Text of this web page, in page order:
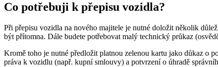
Co potřebuji k přepisu vozidla?
Při přepisu vozidla na nového majitele je nutné doložit několik
být přítomna. Dále budete potřebovat malý technický průkaz
Kromě toho je nutné předložit platnou zelenou kartu jako důkaz o
práva k vozidlu (např. kupní smlouvy) a potvrzení o úhradě